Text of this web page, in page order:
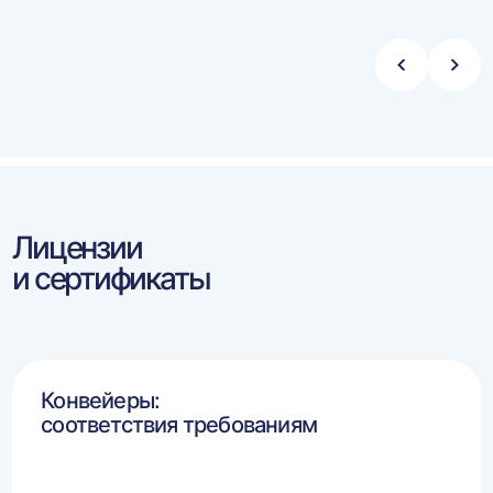
Стрелка
Лицензии
и сертификаты
Конвейеры:
соответствия требованиям